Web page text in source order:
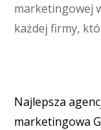
marketingowej
każdej firmy,
Nawigacja
Najlepsza
marketingowa